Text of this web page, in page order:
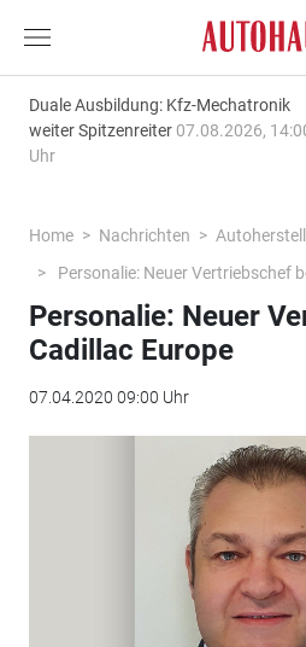
Duale Ausbildung: Kfz-Mechatronik
weiter Spitzenreiter 07.08.2026,
Uhr
Home Nachrichten
Personalie: Neuer Vertriebschef
Personalie: Neuer
Cadillac Europe
07.04.2020 09:00 Uhr